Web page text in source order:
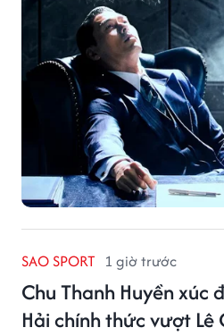
SAO SPORT 1 giờ trước
Chu Thanh Huyền xúc
Hải chính thức vượt Lê